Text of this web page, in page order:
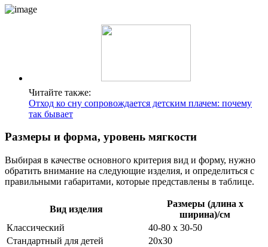
Читайте также:
Отход ко сну сопровождается детским плачем: почему
так бывает
Размеры и форма, уровень мягкости
Выбирая в качестве основного критерия вид и форму, нужно
обратить внимание на следующие изделия, и определиться с
правильными габаритами, которые представлены в таблице.
Вид изделия
Размеры (длина х
ширина)/см
Классический
40-80 х 30-50
Стандартный для детей
20х30